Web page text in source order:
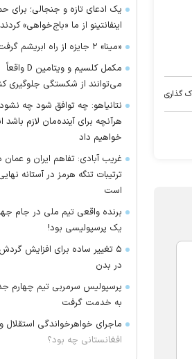
گذاری
یک ادعای تازه و جنجالی؛ برای
اینفانتینو از ما «باج‌خواهی»
«مینا» ۲ جایزه از راه ابریشم گرفت
مکمل کلسیم و ویتامین D واقعاً
می‌توانند از شکستگی جلوگیری
نتانیاهو: چه توافق شود چه
هرآنچه برای آینده‌مان لازم باشد
خواهیم داد
غریب آبادی: تفاهم ایران و عمان
ترتیبات تنگه هرمز در آستانه
است
برنده واقعی تیم ملی در جام
یک پرسپولیسی بود!
۵ تغییر ساده برای افزایش
در بدن
پرسپولیس سرمربی تیم چهارم
به خدمت گرفت
ماجرای خواهرخواندگی استقلال
افغانستانی چه بود؟